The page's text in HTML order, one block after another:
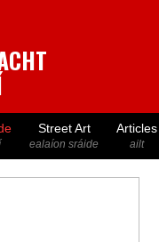
Street Art
ealaíon sráide
Articles
ailt